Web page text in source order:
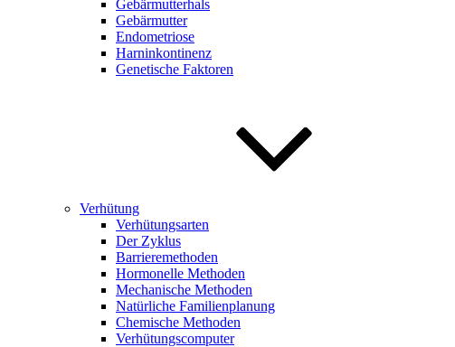
Gebärmutterhals
Gebärmutter
Endometriose
Harninkontinenz
Genetische Faktoren
Verhütung
Verhütungsarten
Der Zyklus
Barrieremethoden
Hormonelle Methoden
Mechanische Methoden
Natürliche Familienplanung
Chemische Methoden
Verhütungscomputer